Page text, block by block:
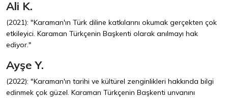
Ali K.
(2021): "Karaman'ın Türk diline katkılarını okumak gerçekten çok
etkileyici. Karaman Türkçenin Başkenti olarak anılmayı hak
ediyor."
Ayşe Y.
(2022): "Karaman'ın tarihi ve kültürel zenginlikleri hakkında bilgi
edinmek çok güzel. Karaman Türkçenin Başkenti unvanını